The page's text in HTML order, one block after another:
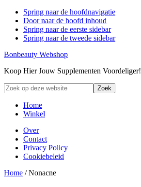
Spring naar de hoofdnavigatie
Door naar de hoofd inhoud
Spring naar de eerste sidebar
Spring naar de tweede sidebar
Bonbeauty Webshop
Koop Hier Jouw Supplementen Voordeliger!
Zoek
op
deze
website
Home
Winkel
Over
Contact
Privacy Policy
Cookiebeleid
Home / Nonacne